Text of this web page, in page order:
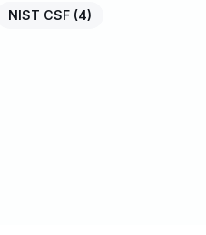
NIST CSF (4)